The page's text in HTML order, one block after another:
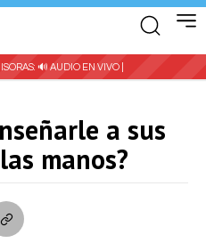
🔊 AUDIO EN VIVO |
a sus
manos?